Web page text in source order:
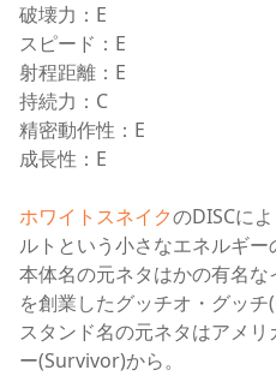
破壊力：E
スピード：E
射程距離：E
持続力：C
精密動作性：E
成長性：E
ホワイトスネイクのDISCに
ルトという小さなエネルギー
本体名の元ネタはかの有名
を創業したグッチオ・グッチ
スタンド名の元ネタはアメ
ー(Survivor)から。